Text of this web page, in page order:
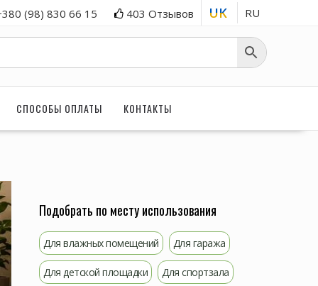
(98) 830 66 15 403 Отзывов UK RU
СПОСОБЫ ОПЛАТЫ КОНТАКТЫ
Подобрать по месту использования
Для влажных помещений Для гаража
Для детской площадки Для спортзала